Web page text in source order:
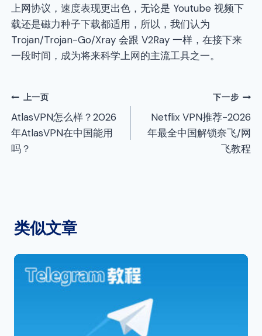
上网协议，速度表现更出色，无论是 Youtube 视频下
载还是磁力种子下载都适用，所以，我们认为
Trojan/Trojan-Go/Xray 会跟 V2Ray 一样，在接下来
一段时间，成为将来科学上网的主流工具之一。
文
章
导
上一页
AtlasVPN怎么样？2026
年AtlasVPN在中国能用
吗？
下一步
Netflix VPN推荐-2026
年最全中国解锁奈飞/网
飞教程
类似文章